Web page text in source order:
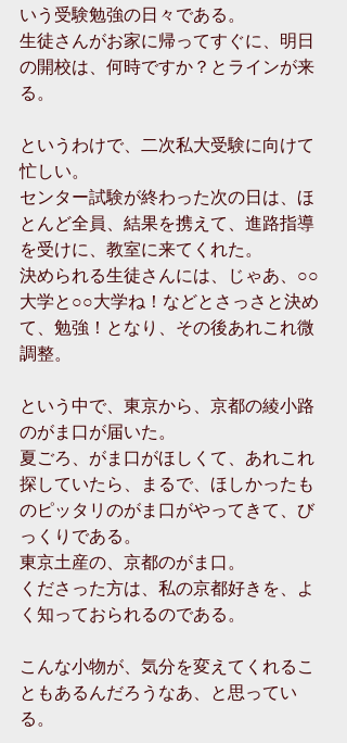
いう受験勉強の日々である。
生徒さんがお家に帰ってすぐに、明日
の開校は、何時ですか？とラインが来
る。
というわけで、二次私大受験に向けて
忙しい。
センター試験が終わった次の日は、ほ
とんど全員、結果を携えて、進路指導
を受けに、教室に来てくれた。
決められる生徒さんには、じゃあ、○○
大学と○○大学ね！などとさっさと決め
て、勉強！となり、その後あれこれ微
調整。
という中で、東京から、京都の綾小路
のがま口が届いた。
夏ごろ、がま口がほしくて、あれこれ
探していたら、まるで、ほしかったも
のピッタリのがま口がやってきて、び
っくりである。
東京土産の、京都のがま口。
くださった方は、私の京都好きを、よ
く知っておられるのである。
こんな小物が、気分を変えてくれるこ
ともあるんだろうなあ、と思ってい
る。